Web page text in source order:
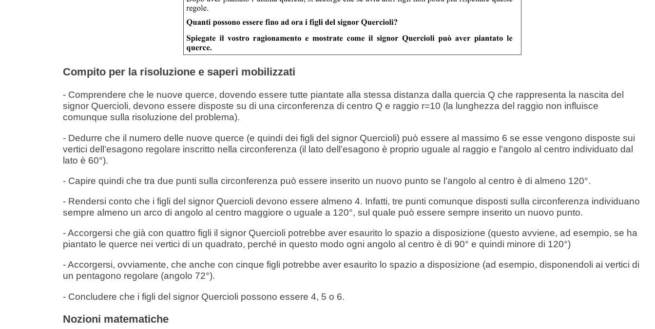
Compito per la risoluzione e saperi mobilizzati
- Comprendere che le nuove querce, dovendo essere tutte piantate alla stessa distanza dalla quercia Q che rappresenta la nascita del
signor Quercioli, devono essere disposte su di una circonferenza di centro Q e raggio r=10 (la lunghezza del raggio non influisce
comunque sulla risoluzione del problema).
- Dedurre che il numero delle nuove querce (e quindi dei figli del signor Quercioli) può essere al massimo 6 se esse vengono disposte sui
vertici dell’esagono regolare inscritto nella circonferenza (il lato dell’esagono è proprio uguale al raggio e l’angolo al centro individuato dal
lato è 60°).
- Capire quindi che tra due punti sulla circonferenza può essere inserito un nuovo punto se l’angolo al centro è di almeno 120°.
- Rendersi conto che i figli del signor Quercioli devono essere almeno 4. Infatti, tre punti comunque disposti sulla circonferenza individuano
sempre almeno un arco di angolo al centro maggiore o uguale a 120°, sul quale può essere sempre inserito un nuovo punto.
- Accorgersi che già con quattro figli il signor Quercioli potrebbe aver esaurito lo spazio a disposizione (questo avviene, ad esempio, se ha
piantato le querce nei vertici di un quadrato, perché in questo modo ogni angolo al centro è di 90° e quindi minore di 120°)
- Accorgersi, ovviamente, che anche con cinque figli potrebbe aver esaurito lo spazio a disposizione (ad esempio, disponendoli ai vertici di
un pentagono regolare (angolo 72°).
- Concludere che i figli del signor Quercioli possono essere 4, 5 o 6.
Nozioni matematiche